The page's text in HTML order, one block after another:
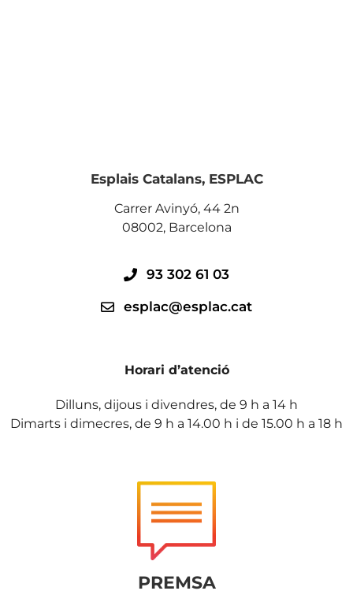
Esplais Catalans, ESPLAC
Carrer Avinyó, 44 2n
08002, Barcelona
93 302 61 03
esplac@esplac.cat
Horari d’atenció
Dilluns, dijous i divendres, de 9 h a 14 h
Dimarts i dimecres, de 9 h a 14.00 h i de 15.00 h a 18 h
PREMSA